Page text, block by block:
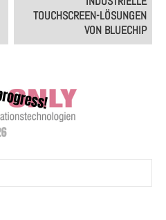
TOUCHSCREEN-LÖSUNGEN
VON BLUECHIP